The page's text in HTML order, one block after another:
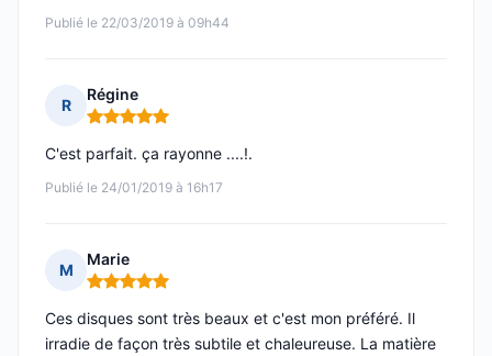
Publié le 22/03/2019 à 09h44
R
Régine
Note : 5 sur 5
Publié le 24/01/2019 à 16h17
C'est parfait. ça rayonne ....!.
M
Marie
Note : 5 sur 5
Ces disques sont très beaux et c'est mon préféré. Il
irradie de façon très subtile et chaleureuse. La matière